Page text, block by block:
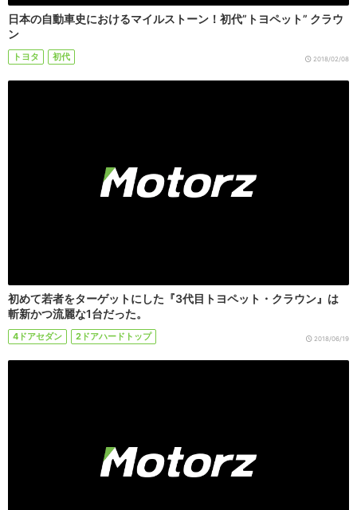
日本の自動車史におけるマイルストーン！初代”トヨペット” クラウ
ン
トヨタ 初代 2018/02/08
初めて若者をターゲットにした『3代目トヨペット・クラウン』は
斬新かつ流麗な1台だった。
4ドアセダン 2ドアハードトップ 2018/06/19